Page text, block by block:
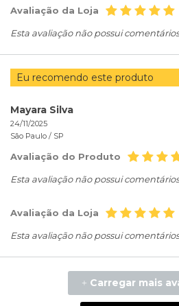
Avaliação da Loja
Esta avaliação não possui
Eu recomendo este produto
Mayara Silva
24/11/2025
São Paulo / SP
Avaliação do Produto
Esta avaliação não possui
Avaliação da Loja
Esta avaliação não possui
+ Carregar mais